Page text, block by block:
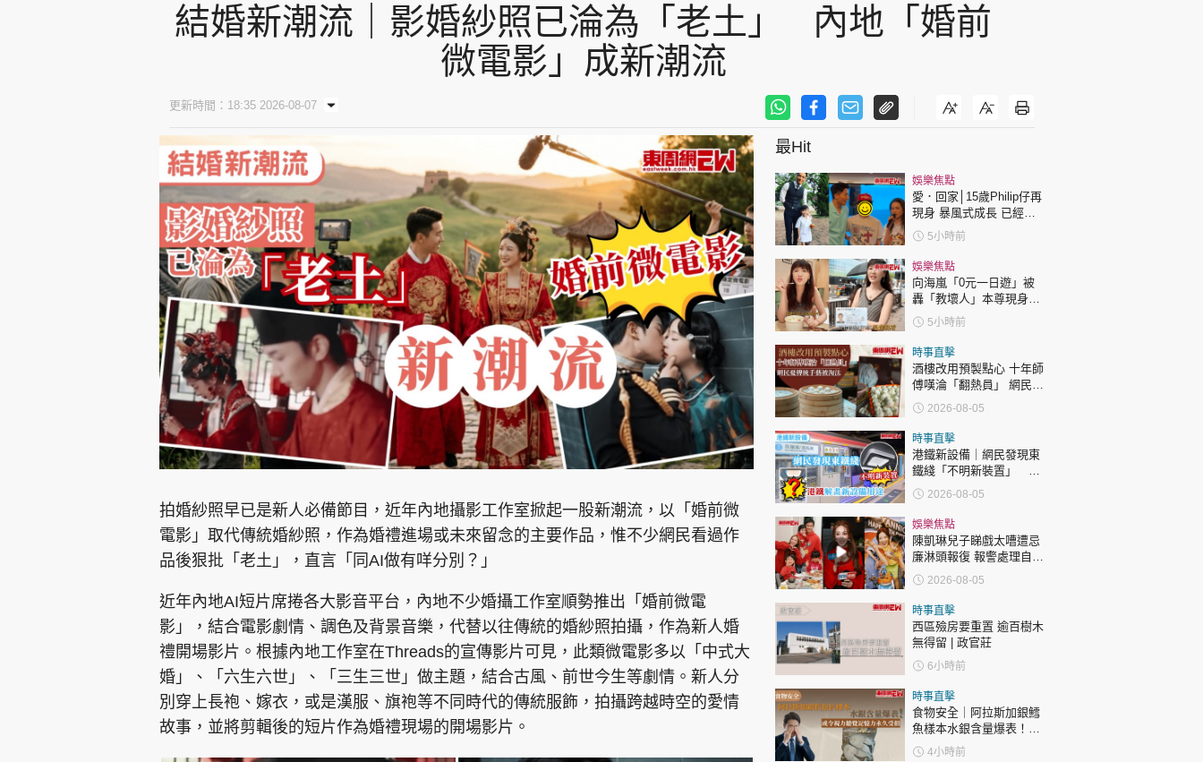
結婚新潮流｜影婚紗照已淪為「老土」 內地「婚前
微電影」成新潮流
更新時間：18:35 2026-08-07
拍婚紗照早已是新人必備節目，近年內地攝影工作室掀起一股新潮流，以「婚前微
電影」取代傳統婚紗照，作為婚禮進場或未來留念的主要作品，惟不少網民看過作
品後狠批「老土」，直言「同AI做有咩分別？」
近年內地AI短片席捲各大影音平台，內地不少婚攝工作室順勢推出「婚前微電
影」，結合電影劇情、調色及背景音樂，代替以往傳統的婚紗照拍攝，作為新人婚
禮開場影片。根據內地工作室在Threads的宣傳影片可見，此類微電影多以「中式大
婚」、「六生六世」、「三生三世」做主題，結合古風、前世今生等劇情。新人分
別穿上長袍、嫁衣，或是漢服、旗袍等不同時代的傳統服飾，拍攝跨越時空的愛情
故事，並將剪輯後的短片作為婚禮現場的開場影片。
最Hit
娛樂焦點
愛．回家│15歲Philip仔再
現身 暴風式成長 已經高
過「三太」樊亦敏！
5小時前
娛樂焦點
向海嵐「0元一日遊」被
轟「教壞人」本尊現身回
應網民
5小時前
時事直擊
酒樓改用預製點心 十年師
傅嘆淪「翻熱員」 網民憂
傳統手藝被淘汰
2026-08-05
時事直擊
港鐵新設備｜網民發現東
鐵綫「不明新裝置」 港
鐵解畫新設備用途
2026-08-05
娛樂焦點
陳凱琳兒子睇戲太嘈遭忌
廉淋頭報復 報警處理自責
護子不力 歐錦棠陳倩揚齊
表態「媽媽有責任」
2026-08-05
時事直擊
西區殮房要重置 逾百樹木
無得留 | 政官莊
6小時前
時事直擊
食物安全｜阿拉斯加銀鱈
魚樣本水銀含量爆表！或
令視力聽覺記憶力永久受
4小時前